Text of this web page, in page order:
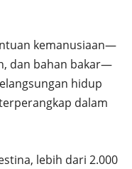
kemanusiaan—
dan bahan bakar—
hidup
dalam
lebih dari 2.000